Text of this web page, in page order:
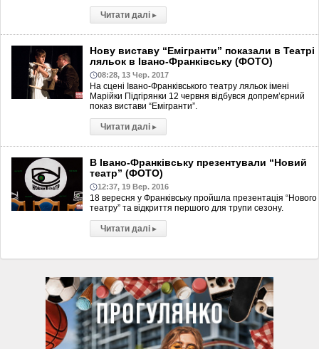
Читати далі ▸
Нову виставу “Емігранти” показали в Театрі
ляльок в Івано-Франківську (ФОТО)
08:28, 13 Чер. 2017
На сцені Івано-Франківського театру ляльок імені
Марійки Підгірянки 12 червня відбувся допрем’єрний
показ вистави “Емігранти”.
Читати далі ▸
В Івано-Франківську презентували “Новий
театр” (ФОТО)
12:37, 19 Вер. 2016
18 вересня у Франківську пройшла презентація “Нового
театру” та відкриття першого для трупи сезону.
Читати далі ▸